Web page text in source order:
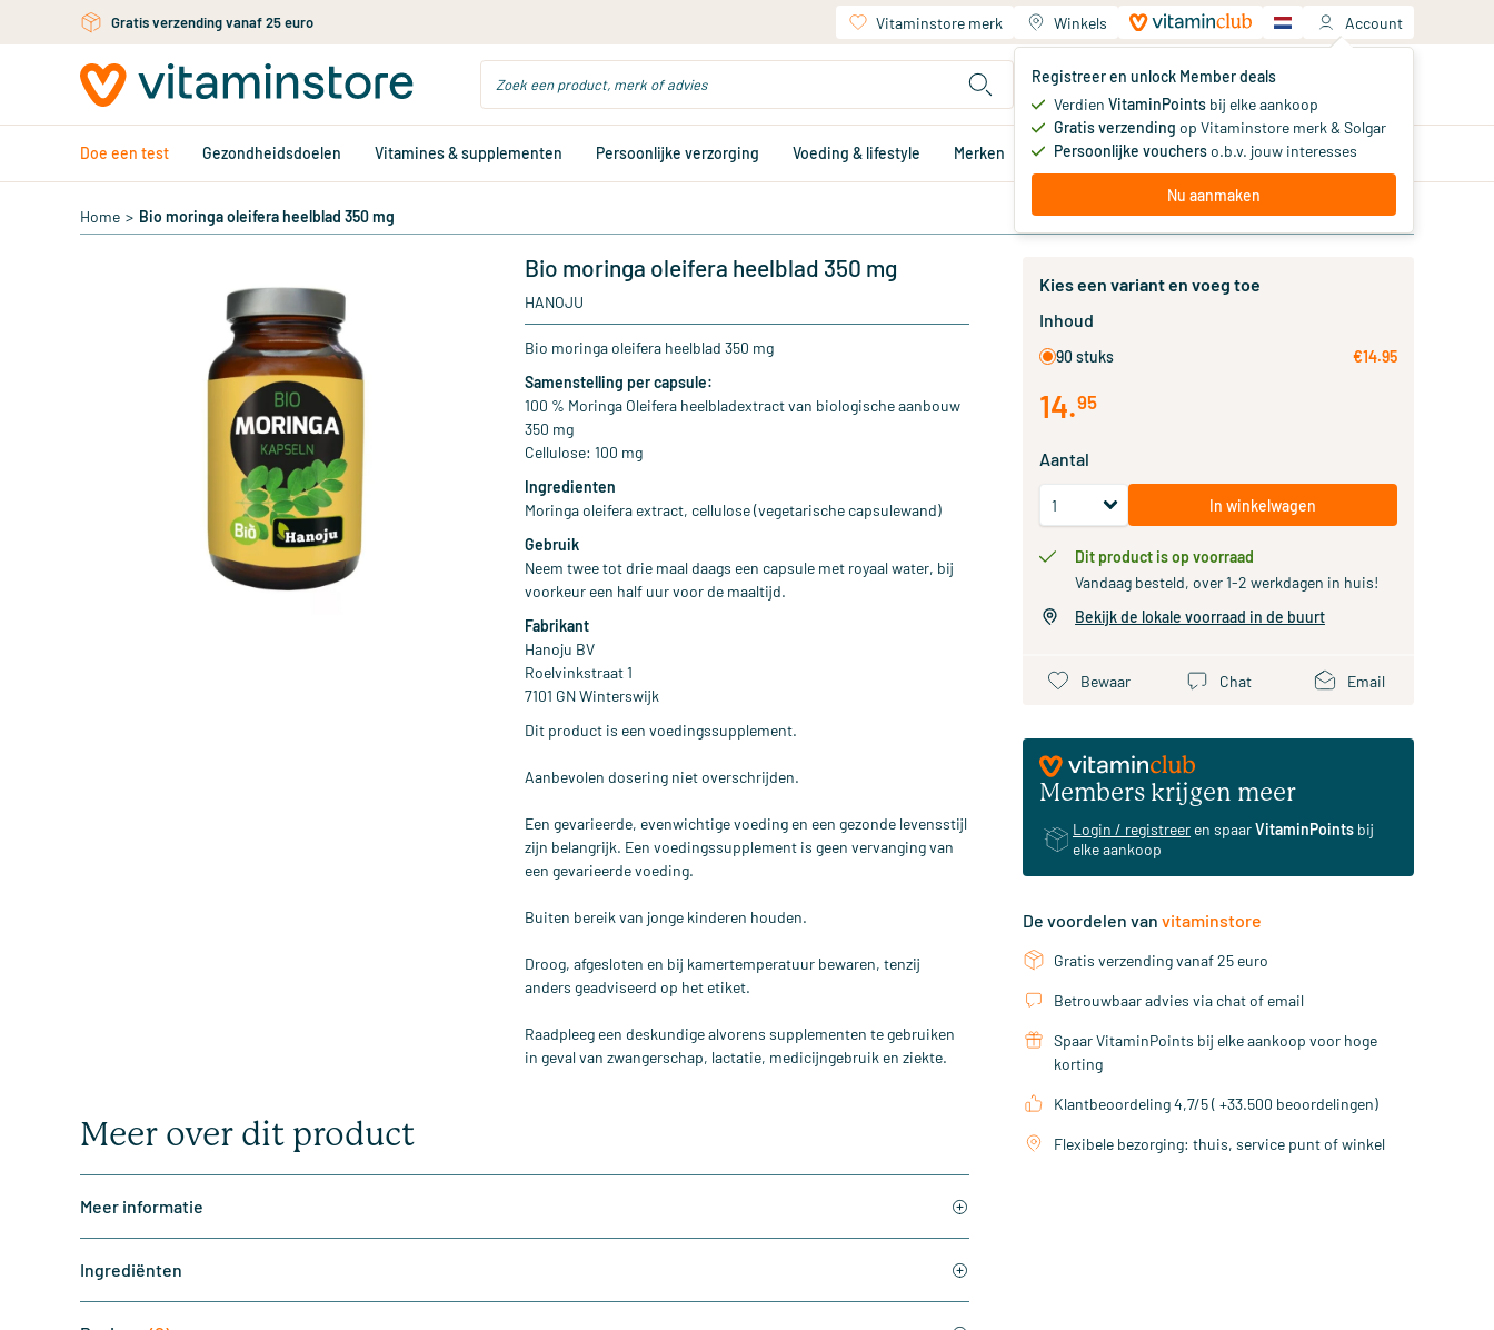
Ga naar de hoofdinhoudGratis verzending vanaf 25 euro Vitaminstore merk Winkels Account
Registreer en unlock Member deals
Verdien VitaminPoints bij elke aankoop
Gratis verzending op Vitaminstore merk & Solgar
Persoonlijke voucherso.b.v. jouw interesses
Nu aanmaken
Jouw winkelwagen
Je hebt nog geen producten
Doe een test Gezondheidsdoelen Vitamines & supplementen Persoonlijke verzorging Voeding & lifestyle Merken Aanbiedingen Memberdeals
Home > Bio moringa oleifera heelblad 350 mg
Bio moringa oleifera heelblad 350 mg
HANOJU
Bio moringa oleifera heelblad 350 mg
Samenstelling per capsule:
100 % Moringa Oleifera heelbladextract van biologische aanbouw
350 mg
Cellulose: 100 mg
Ingredienten
Moringa oleifera extract, cellulose (vegetarische capsulewand)
Gebruik
Neem twee tot drie maal daags een capsule met royaal water, bij
voorkeur een half uur voor de maaltijd.
Fabrikant
Hanoju BV
Roelvinkstraat 1
7101 GN Winterswijk
Dit product is een voedingssupplement.
Aanbevolen dosering niet overschrijden.
Een gevarieerde, evenwichtige voeding en een gezonde levensstijl
zijn belangrijk. Een voedingssupplement is geen vervanging van
een gevarieerde voeding.
Buiten bereik van jonge kinderen houden.
Droog, afgesloten en bij kamertemperatuur bewaren, tenzij
anders geadviseerd op het etiket.
Raadpleeg een deskundige alvorens supplementen te gebruiken
in geval van zwangerschap, lactatie, medicijngebruik en ziekte.
Meer over dit product
Meer informatie
Ingrediënten
Kies een variant en voeg toe
Inhoud
90 stuks €14.95
14.95
Aantal
In winkelwagen
Dit product is op voorraad
Vandaag besteld, over 1-2 werkdagen in huis!
Bekijk de lokale voorraad in de buurt
Bewaar Chat Email
Members krijgen meer
Login / registreer en spaarVitaminPoints bij
elke aankoop
De voordelen van vitaminstore
Gratis verzending vanaf 25 euro
Betrouwbaar advies via chat of email
Spaar VitaminPoints bij elke aankoop voor hoge
korting
Klantbeoordeling 4,7/5 ( +33.500 beoordelingen)
Flexibele bezorging: thuis, service punt of winkel